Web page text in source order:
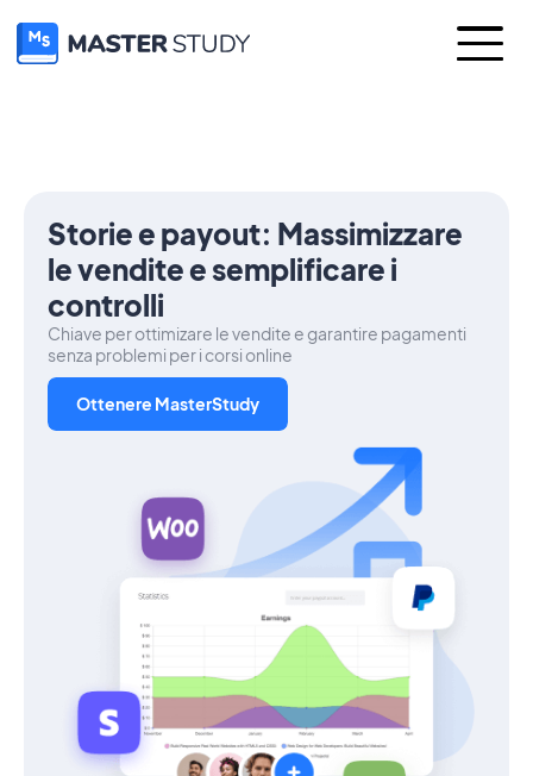
Storie e payout: Massimizzare
le vendite e semplificare i
controlli
Chiave per ottimizare le vendite e garantire pagamenti
senza problemi per i corsi online
Ottenere MasterStudy